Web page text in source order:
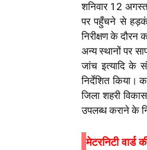
शनिवार 12
पर पहुँचने से
निरीक्षण के दौरन
अन्य स्थानों पर
जांच इत्यादि के
निर्देशित किया।
जिला शहरी
उपलब्ध कराने के
मेटरनिटी वार्ड